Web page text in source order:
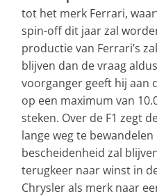
tot het merk Ferrari,
spin-off dit jaar zal
productie van Ferrari’s
blijven dan de vraag
voorganger geeft hij aan
op een maximum van
steken. Over de F1 zegt
lange weg te
bescheidenheid zal
terugkeer naar winst in
Chrysler als merk naar